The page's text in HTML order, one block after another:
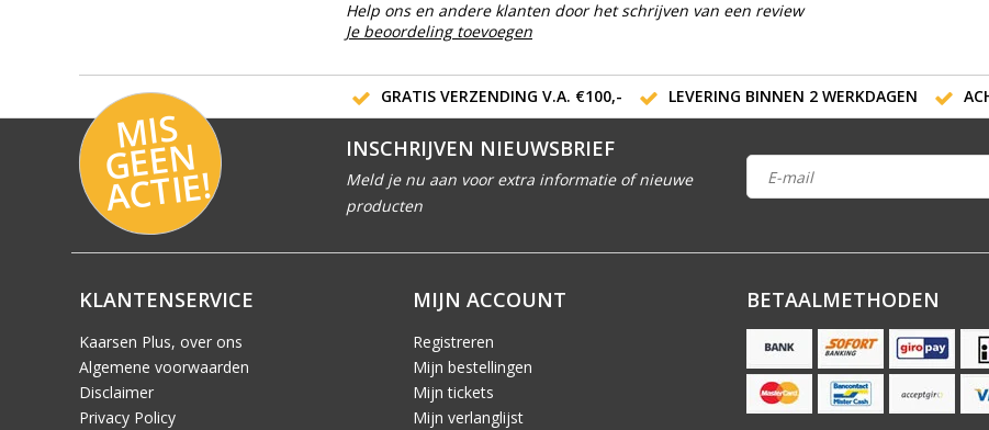
Help ons en andere klanten door het schrijven van een review
Je beoordeling toevoegen
GRATIS VERZENDING V.A. €100,- LEVERING BINNEN 2 WERKDAGEN
MI
S
G
E
E
N
A
C
TI
E!
INSCHRIJVEN NIEUWSBRIEF
Meld je nu aan voor extra informatie of nieuwe
producten
KLANTENSERVICE
Kaarsen Plus, over ons
Algemene voorwaarden
Disclaimer
Privacy Policy
MIJN ACCOUNT
Registreren
Mijn bestellingen
Mijn tickets
Mijn verlanglijst
BETAALMETHODEN